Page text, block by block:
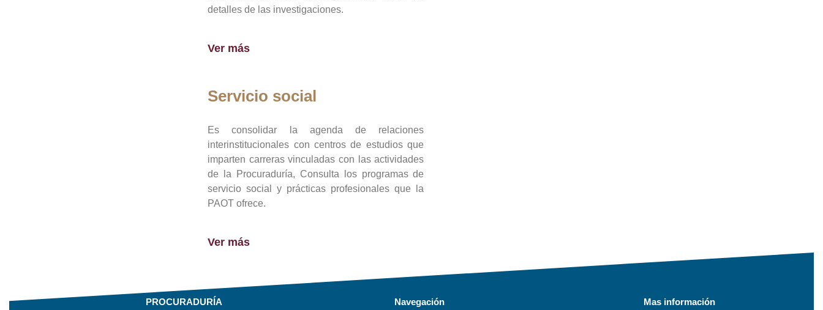
detalles de las investigaciones.
Ver más
Servicio social
Es consolidar la agenda de relaciones
interinstitucionales con centros de estudios que
imparten carreras vinculadas con las actividades
de la Procuraduría, Consulta los programas de
servicio social y prácticas profesionales que la
PAOT ofrece.
Ver más
PROCURADURÍA Navegación Mas información